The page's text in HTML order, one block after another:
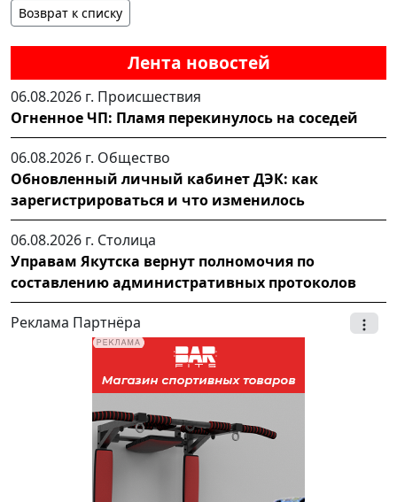
Лента новостей
06.08.2026 г. Происшествия
Огненное ЧП: Пламя перекинулось на соседей
06.08.2026 г. Общество
Обновленный личный кабинет ДЭК: как
зарегистрироваться и что изменилось
06.08.2026 г. Столица
Управам Якутска вернут полномочия по
составлению административных протоколов
Реклама Партнёра
Возврат к списку